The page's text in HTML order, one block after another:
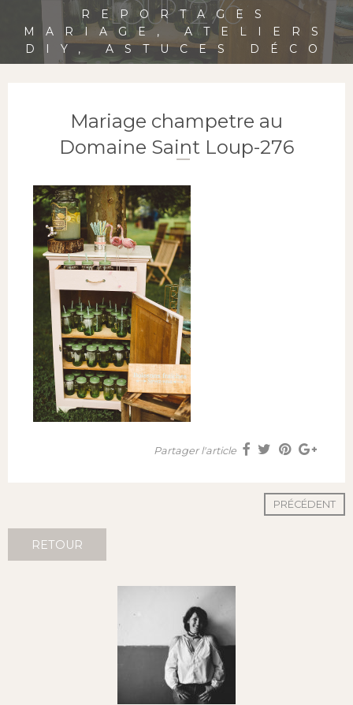
LOUP-276
REPORTAGES
MARIAGE, ATELIERS
DIY, ASTUCES DÉCO
Mariage champetre au
Domaine Saint Loup-276
Partager l'article
PRÉCÉDENT
RETOUR